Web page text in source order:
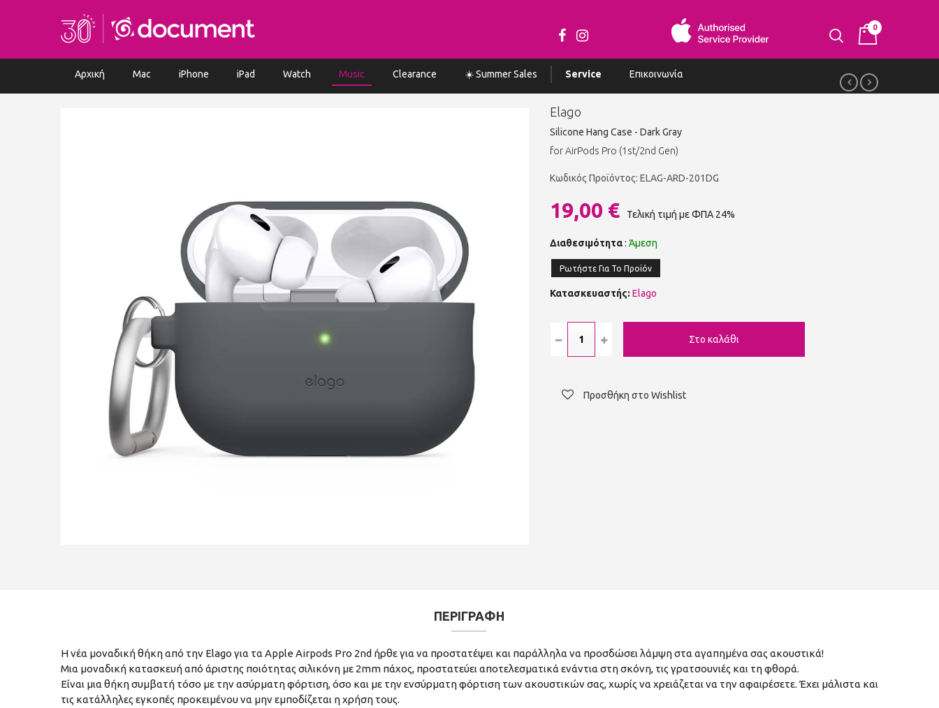
0
Αρχική Mac iPhone iPad Watch Music Clearance ☀️ Summer Sales Service Επικοινωνία
Elago
Silicone Hang Case - Dark Gray
for AirPods Pro (1st/2nd Gen)
Κωδικός Προϊόντος: ELAG-ARD-201DG
19,00 € Τελική τιμή με ΦΠΑ 24%
Διαθεσιμότητα: Άμεση
Ρωτήστε Για Το Προϊόν
Κατασκευαστής: Elago
Προσθήκη στο Wishlist
ΠΕΡΙΓΡΑΦΗ
Η νέα μοναδική θήκη από την Εlago για τα Apple Airpods Pro 2nd ήρθε για να προστατέψει και παράλληλα να προσδώσει λάμψη στα αγαπημένα σας ακουστικά!
Μια μοναδική κατασκευή από άριστης ποιότητας σιλικόνη με 2mm πάχος, προστατεύει αποτελεσματικά ενάντια στη σκόνη, τις γρατσουνιές και τη φθορά.
Είναι μια θήκη συμβατή τόσο με την ασύρματη φόρτιση, όσο και με την ενσύρματη φόρτιση των ακουστικών σας, χωρίς να χρειάζεται να την αφαιρέσετε. Έχει μάλιστα και
τις κατάλληλες εγκοπές προκειμένου να μην εμποδίζεται η χρήση τους.